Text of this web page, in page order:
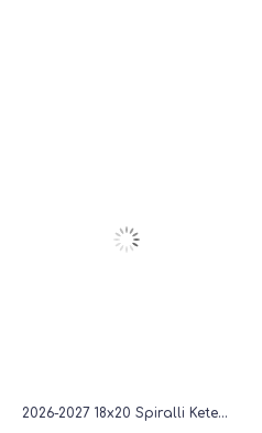
2026-2027 18x20 Spiralli Keten Kare Akademik Ajanda - Lacivert